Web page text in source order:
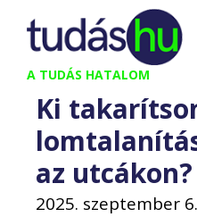
Kilépés
tartalomba
A TUDÁS HATALOM
Ki
az utcákon?
2025. szeptember 6.